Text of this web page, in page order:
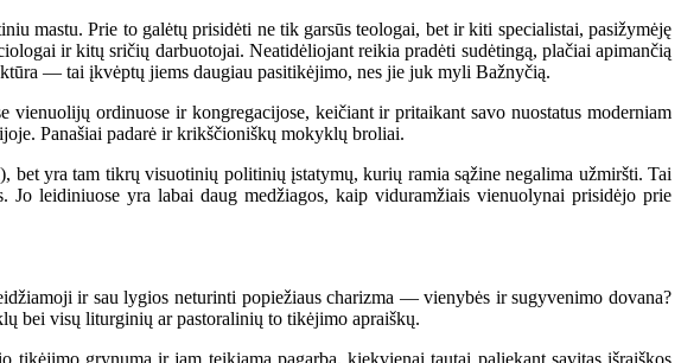
mastu. Prie to galėtų prisidėti ne tik garsūs teologai, bet ir kiti specialistai, pasižymėję
ir kitų sričių darbuotojai. Neatidėliojant reikia pradėti sudėtingą, plačiai apimančią
— tai įkvėptų jiems daugiau pasitikėjimo, nes jie juk myli Bažnyčią.
ordinuose ir kongregacijose, keičiant ir pritaikant savo nuostatus moderniam
Panašiai padarė ir krikščioniškų mokyklų broliai.
bet yra tam tikrų visuotinių politinių įstatymų, kurių ramia sąžine negalima užmiršti. Tai
leidiniuose yra labai daug medžiagos, kaip viduramžiais vienuolynai prisidėjo prie
ir sau lygios neturinti popiežiaus charizma — vienybės ir sugyvenimo dovana?
bei visų liturginių ar pastoralinių to tikėjimo apraiškų.
grynumą ir jam teikiamą pagarbą, kiekvienai tautai paliekant savitas išraiškos